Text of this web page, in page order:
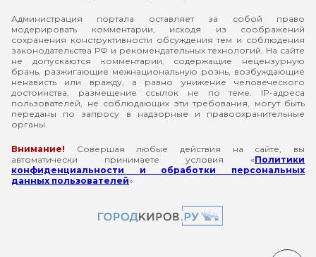
Администрация портала оставляет за собой право
модерировать комментарии, исходя из соображений
сохранения конструктивности обсуждения тем и соблюдения
законодательства РФ и рекомендательных технологий. На сайте
не допускаются комментарии, содержащие нецензурную
брань, разжигающие межнациональную рознь, возбуждающие
ненависть или вражду, а равно унижение человеческого
достоинства, размещение ссылок не по теме. IP-адреса
пользователей, не соблюдающих эти требования, могут быть
переданы по запросу в надзорные и правоохранительные
органы.
Внимание! Совершая любые действия на сайте, вы
автоматически принимаете условия «Политики
конфиденциальности и обработки персональных
данных пользователей»